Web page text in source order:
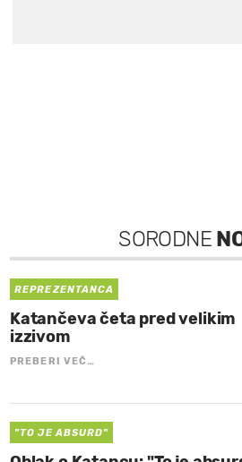
SORODNE
REPREZENTANCA
Katančeva četa pred velikim
izzivom
PREBERI VEČ…
"TO JE ABSURD"